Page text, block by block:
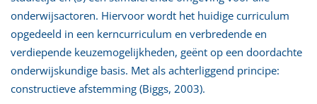
onderwijsactoren. Hiervoor wordt het huidige curriculum
opgedeeld in een kerncurriculum en verbredende en
verdiepende keuzemogelijkheden, geënt op een doordachte
onderwijskundige basis. Met als achterliggend principe:
constructieve afstemming (Biggs, 2003).